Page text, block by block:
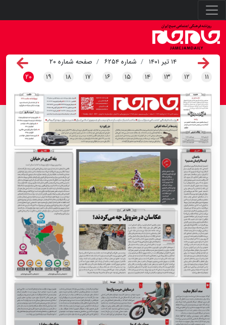
۱۴ تیر ۱۴۰۱ شماره ۶۲۵۴
صفحه شماره ۲۰
۱۱ ۱۲ ۱۳ ۱۴ ۱۵ ۱۶ ۱۷ ۱۸ ۱۹ ۲۰